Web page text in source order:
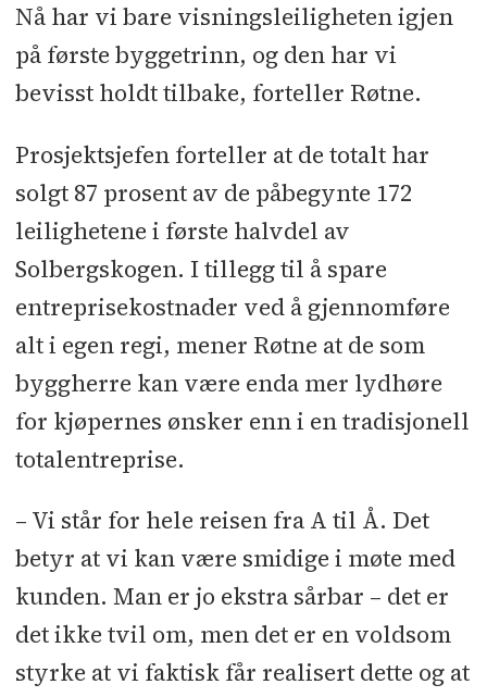
Kjøkken: DrømmekjøkkenetlDører:
MaxbolMurer: Mjøndalen Mur &
PusslTømrer og
EntreprenørlRøykluke: Unilitel
Betong: Betong Østl Branntetting:
FiresafelRigg: Habbebyggl
og oppmåling: Solli & Hoff
Nå har vi bare visningsleiligheten igjen
på første byggetrinn, og den har vi
bevisst holdt tilbake, forteller Røtne.
Prosjektsjefen forteller at de totalt har
solgt 87 prosent av de påbegynte 172
leilighetene i første halvdel av
Solbergskogen. I tillegg til å spare
entreprisekostnader ved å gjennomføre
alt i egen regi, mener Røtne at de som
byggherre kan være enda mer lydhøre
for kjøpernes ønsker enn i en tradisjonell
totalentreprise.
– Vi står for hele reisen fra A til Å. Det
betyr at vi kan være smidige i møte med
kunden. Man er jo ekstra sårbar – det er
det ikke tvil om, men det er en voldsom
styrke at vi faktisk får realisert dette og at